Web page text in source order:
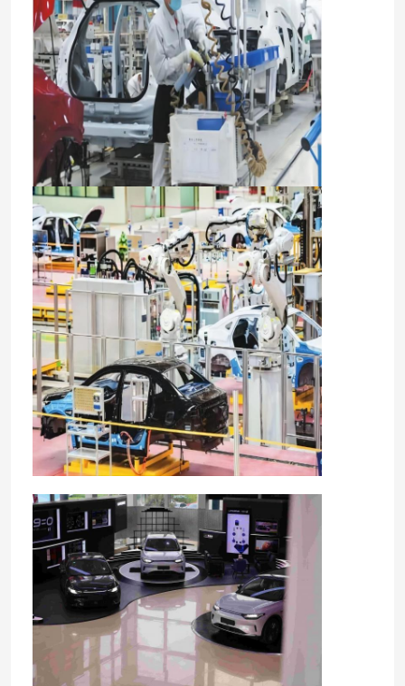
Geely Car
Mercedes Benz, samochód biznesowy
Chery Automobile
Samochód VW EV
Chang An EV
Samochód elektryczny ZEEKR
SUV z czołgiem
Samochód BYD EV
Elektryczny samochód Lixiang
Samochód z silnikiem skoków
Elektryczny samochód MG
Rising Auto